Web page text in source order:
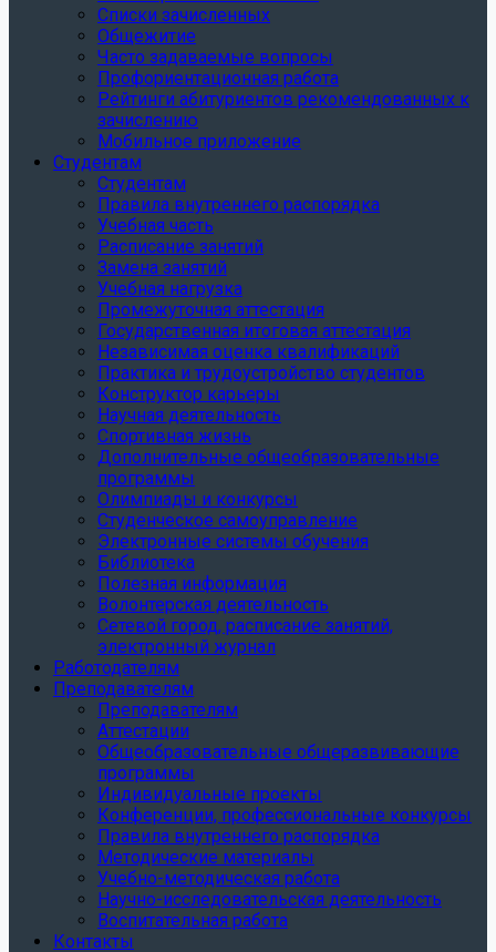
Списки зачисленных
Общежитие
Часто задаваемые вопросы
Профориентационная работа
Рейтинги абитуриентов рекомендованных к
зачислению
Мобильное приложение
Студентам
Студентам
Правила внутреннего распорядка
Учебная часть
Расписание занятий
Замена занятий
Учебная нагрузка
Промежуточная аттестация
Государственная итоговая аттестация
Независимая оценка квалификаций
Практика и трудоустройство студентов
Конструктор карьеры
Научная деятельность
Спортивная жизнь
Дополнительные общеобразовательные
программы
Олимпиады и конкурсы
Студенческое самоуправление
Электронные системы обучения
Библиотека
Полезная информация
Волонтерская деятельность
Сетевой город, расписание занятий,
электронный журнал
Работодателям
Преподавателям
Преподавателям
Аттестации
Общеобразовательные общеразвивающие
программы
Индивидуальные проекты
Конференции, профессиональные конкурсы
Правила внутреннего распорядка
Методические материалы
Учебно-методическая работа
Научно-исследовательская деятельность
Воспитательная работа
Контакты